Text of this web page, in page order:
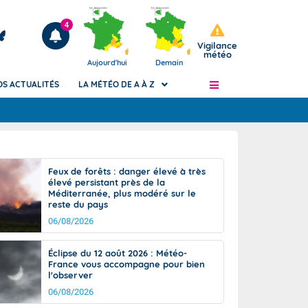
Articles
4
Aujourd'hui Demain
Vigilance
météo
de
Phénomènes dangereux de J+2 à J+7
Avertissement pluies intenses à l'échelle
des communes (Apic)
Bulletins Marine
d'avalanche
Météo des forêts
Vigicrues
ACTUALITÉS LA MÉTÉO DE A À Z
Feux de forêts : danger élevé à très
élevé persistant près de la
Méditerranée, plus modéré sur le
reste du pays
06/08/2026
Éclipse du 12 août 2026 : Météo-
France vous accompagne pour bien
l'observer
06/08/2026